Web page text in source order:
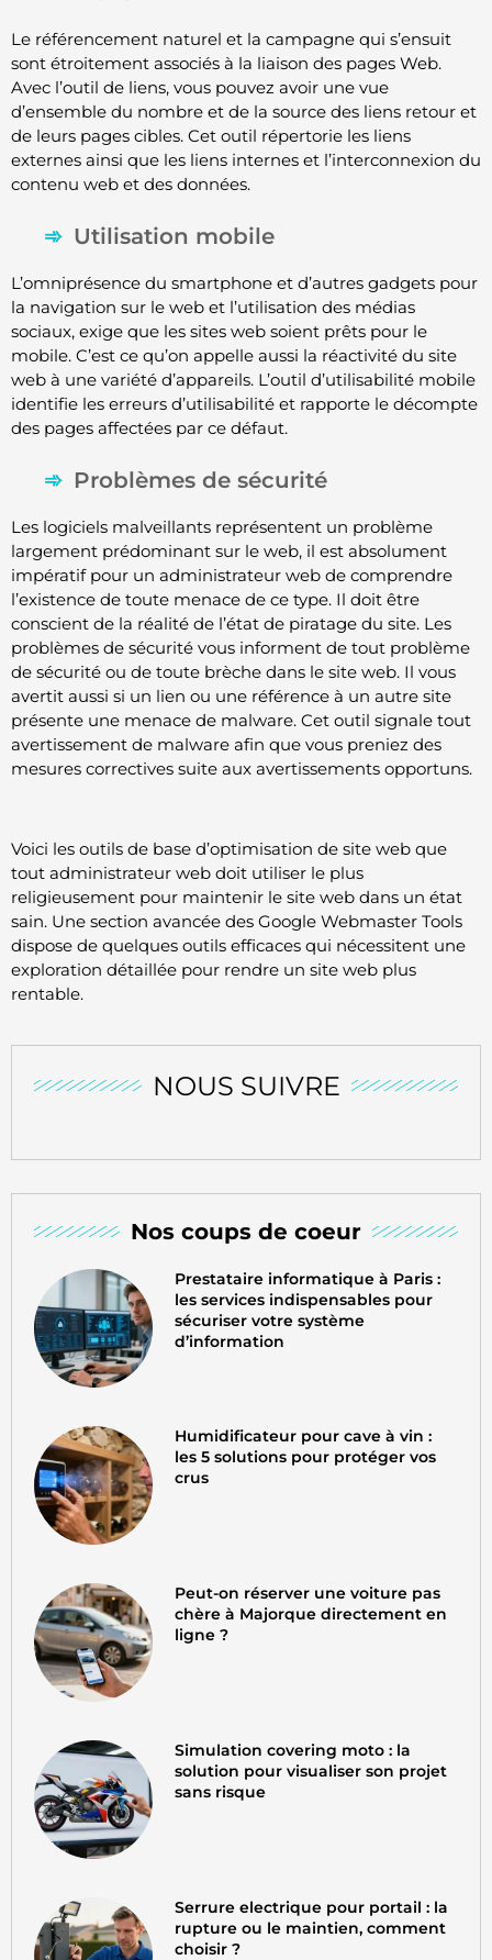
NOUS SUIVRE
Nos coups de coeur
Prestataire informatique à Paris :
les services indispensables pour
sécuriser votre système
d’information
Humidificateur pour cave à vin :
les 5 solutions pour protéger vos
crus
Peut-on réserver une voiture pas
chère à Majorque directement en
ligne ?
Simulation covering moto : la
solution pour visualiser son projet
sans risque
Serrure electrique pour portail : la
rupture ou le maintien, comment
choisir ?
Le référencement naturel et la campagne qui s’ensuit
sont étroitement associés à la liaison des pages Web.
Avec l’outil de liens, vous pouvez avoir une vue
d’ensemble du nombre et de la source des liens retour et
de leurs pages cibles. Cet outil répertorie les liens
externes ainsi que les liens internes et l’interconnexion du
contenu web et des données.
Utilisation mobile
L’omniprésence du smartphone et d’autres gadgets pour
la navigation sur le web et l’utilisation des médias
sociaux, exige que les sites web soient prêts pour le
mobile. C’est ce qu’on appelle aussi la réactivité du site
web à une variété d’appareils. L’outil d’utilisabilité mobile
identifie les erreurs d’utilisabilité et rapporte le décompte
des pages affectées par ce défaut.
Problèmes de sécurité
Les logiciels malveillants représentent un problème
largement prédominant sur le web, il est absolument
impératif pour un administrateur web de comprendre
l’existence de toute menace de ce type. Il doit être
conscient de la réalité de l’état de piratage du site. Les
problèmes de sécurité vous informent de tout problème
de sécurité ou de toute brèche dans le site web. Il vous
avertit aussi si un lien ou une référence à un autre site
présente une menace de malware. Cet outil signale tout
avertissement de malware afin que vous preniez des
mesures correctives suite aux avertissements opportuns.
Voici les outils de base d’optimisation de site web que
tout administrateur web doit utiliser le plus
religieusement pour maintenir le site web dans un état
sain. Une section avancée des Google Webmaster Tools
dispose de quelques outils efficaces qui nécessitent une
exploration détaillée pour rendre un site web plus
rentable.